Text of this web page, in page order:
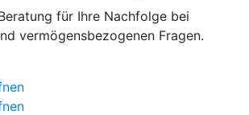
für Ihre Nachfolge bei
vermögensbezogenen Fragen.